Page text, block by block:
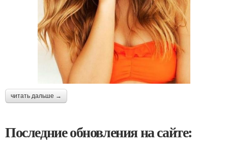
читать дальше →
Последние обновления на сайте: